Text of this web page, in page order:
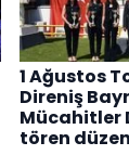
1 Ağustos
Direniş
Mücahitler
tören